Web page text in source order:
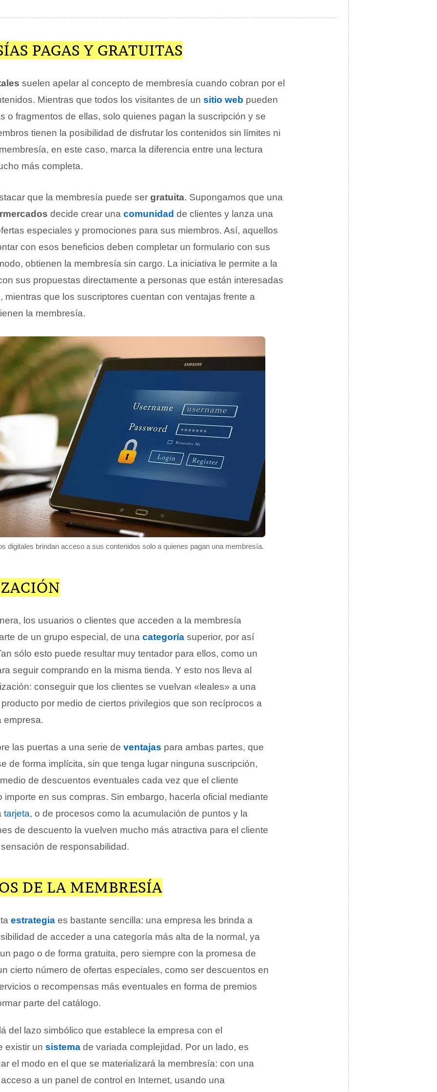
PAGAS Y GRATUITAS
suelen apelar al concepto de membresía cuando cobran por el
Mientras que todos los visitantes de un sitio web pueden
o fragmentos de ellas, solo quienes pagan la suscripción y se
tienen la posibilidad de disfrutar los contenidos sin límites ni
en este caso, marca la diferencia entre una lectura
más completa.
que la membresía puede ser gratuita. Supongamos que una
decide crear una comunidad de clientes y lanza una
especiales y promociones para sus miembros. Así, aquellos
con esos beneficios deben completar un formulario con sus
obtienen la membresía sin cargo. La iniciativa le permite a la
sus propuestas directamente a personas que están interesadas
mientras que los suscriptores cuentan con ventajas frente a
la membresía.
digitales brindan acceso a sus contenidos solo a quienes pagan una membresía.
los usuarios o clientes que acceden a la membresía
de un grupo especial, de una categoría superior, por así
sólo esto puede resultar muy tentador para ellos, como un
seguir comprando en la misma tienda. Y esto nos lleva al
conseguir que los clientes se vuelvan «leales» a una
por medio de ciertos privilegios que son recíprocos a
empresa.
las puertas a una serie de ventajas para ambas partes, que
de forma implícita, sin que tenga lugar ninguna suscripción,
de descuentos eventuales cada vez que el cliente
importe en sus compras. Sin embargo, hacerla oficial mediante
tarjeta, o de procesos como la acumulación de puntos y la
de descuento la vuelven mucho más atractiva para el cliente
de responsabilidad.
DE LA MEMBRESÍA
estrategia es bastante sencilla: una empresa les brinda a
de acceder a una categoría más alta de la normal, ya
pago o de forma gratuita, pero siempre con la promesa de
cierto número de ofertas especiales, como ser descuentos en
o recompensas más eventuales en forma de premios
parte del catálogo.
del lazo simbólico que establece la empresa con el
existir un sistema de variada complejidad. Por un lado, es
el modo en el que se materializará la membresía: con una
a un panel de control en Internet, usando una